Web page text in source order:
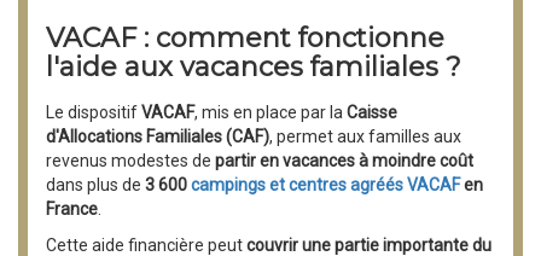
VACAF : comment fonctionne
l'aide aux vacances familiales ?
Le dispositifVACAF, mis en place par la Caisse
d'Allocations Familiales (CAF), permet aux familles aux
revenus modestes de partir en vacances à moindre coût
dans plus de 3 600campings et centres agréés VACAFen
France
Cette aide financière peutcouvrir une partie importante du